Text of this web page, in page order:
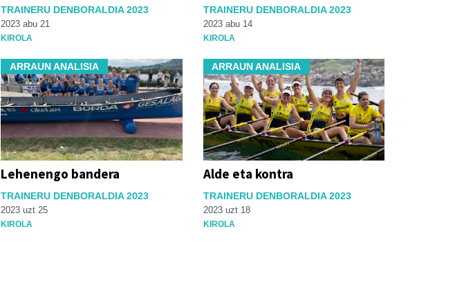
TRAINERU DENBORALDIA 2023
2023 abu 21
KIROLA
TRAINERU DENBORALDIA 2023
2023 abu 14
KIROLA
ARRAUN ANALISIA
Lehenengo bandera
TRAINERU DENBORALDIA 2023
2023 uzt 25
KIROLA
ARRAUN ANALISIA
Alde eta kontra
TRAINERU DENBORALDIA 2023
2023 uzt 18
KIROLA